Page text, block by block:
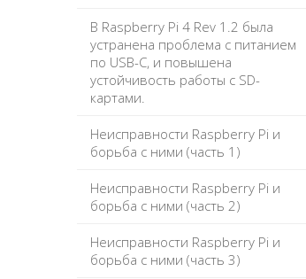
В Raspberry Pi 4 Rev 1.2 была
устранена проблема с питанием
по USB-C, и повышена
устойчивость работы с SD-
картами.
Неисправности Raspberry Pi и
борьба с ними (часть 1)
Неисправности Raspberry Pi и
борьба с ними (часть 2)
Неисправности Raspberry Pi и
борьба с ними (часть 3)